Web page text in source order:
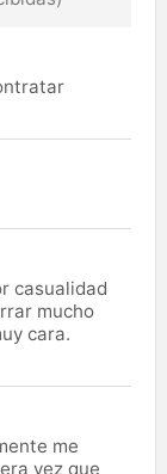
casualidad
mucho
cara.
me
vez que